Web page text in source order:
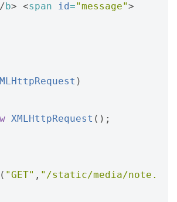
b> <span id="message">
)
XMLHttpRequest ();
( "GET" , "/static/media/note.